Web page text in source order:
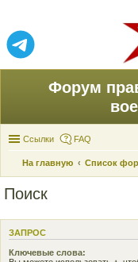
Форум
Ссылки FAQ
На главную Список
Поиск
ЗАПРОС
Ключевые слова: